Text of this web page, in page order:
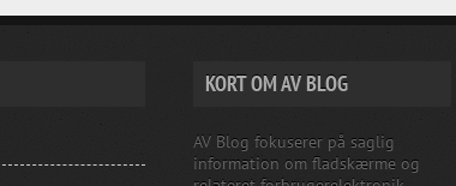
KORT OM AV BLOG
AV Blog fokuserer på saglig
information om fladskærme og